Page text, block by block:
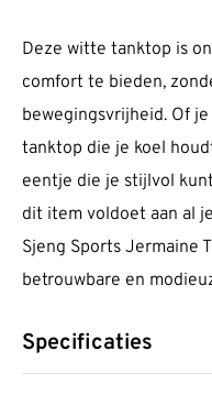
Deze witte tanktop is
comfort te bieden,
bewegingsvrijheid. Of
tanktop die je koel
eentje die je stijlvol
dit item voldoet aan al
Sjeng Sports Jermaine
betrouwbare en
Specificaties